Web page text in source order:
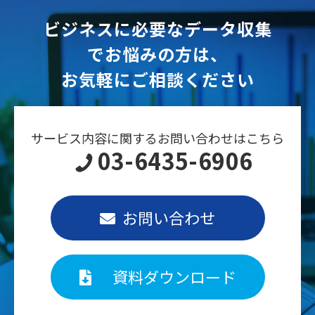
ビジネスに必要なデータ収集
でお悩みの方は、
お気軽にご相談ください
サービス内容に関するお問い合わせはこちら
03-6435-6906
お問い合わせ
資料ダウンロード